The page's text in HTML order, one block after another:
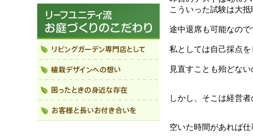
こういった試験は大抵
途中退席も可能なので
私としては自己採点
見直すことも殆どない
しかし、そこは経営者
空いた時間があれば